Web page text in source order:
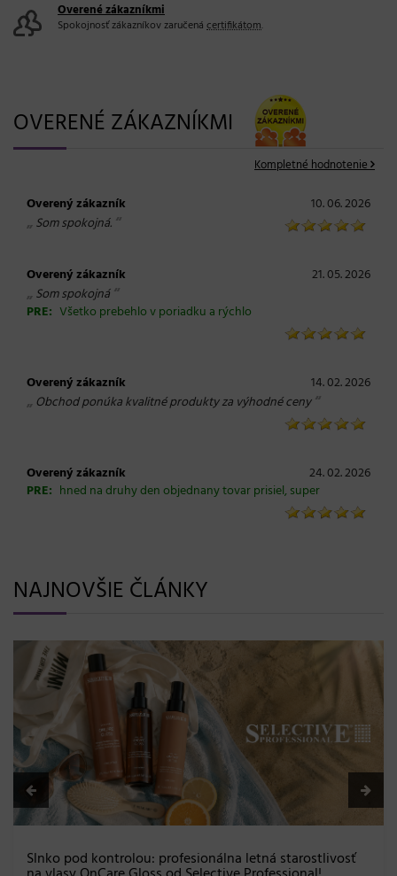
Overené zákazníkmi
Spokojnosť zákazníkov zaručená certifikátom.
OVERENÉ ZÁKAZNÍKMI
Kompletné hodnotenie
Overený zákazník 10. 06. 2026
„ Som spokojná. “
Overený zákazník 21. 05. 2026
„ Som spokojná“
PRE: Všetko prebehlo v poriadku a rýchlo
Overený zákazník 14. 02. 2026
„ Obchod ponúka kvalitné produkty za výhodné ceny“
Overený zákazník
24. 02. 2026
PRE: hned na druhy den objednany tovar prisiel, super
NAJNOVŠIE ČLÁNKY
BLONDME prichádza s novou érou blond: lesk, glow
efekt a maximálna starostlivosť bez kompromisov
08. 06. 2026